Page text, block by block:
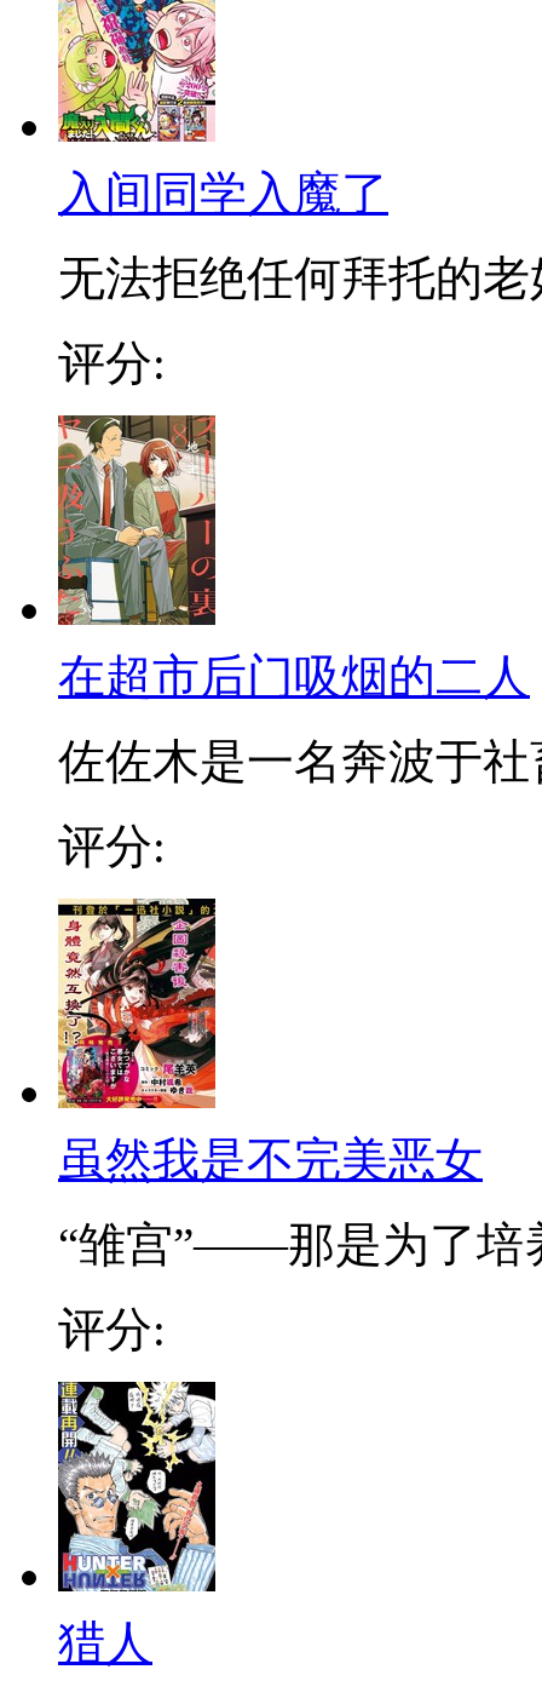
入间同学入魔了
无法拒绝任何拜托的老
评分:
在超市后门吸烟的二人
佐佐木是一名奔波于社
评分:
虽然我是不完美恶女
“雏宫”——那是为了培
评分:
猎人